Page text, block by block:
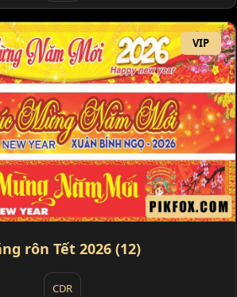
VIP
rôn Tết 2026 (12)
CDR